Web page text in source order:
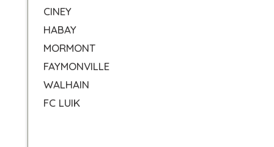
CINEY
HABAY
MORMONT
FAYMONVILLE
WALHAIN
FC LUIK